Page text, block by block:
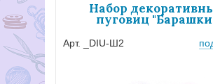
Набор
пуговиц
Арт. _DIU-Ш2